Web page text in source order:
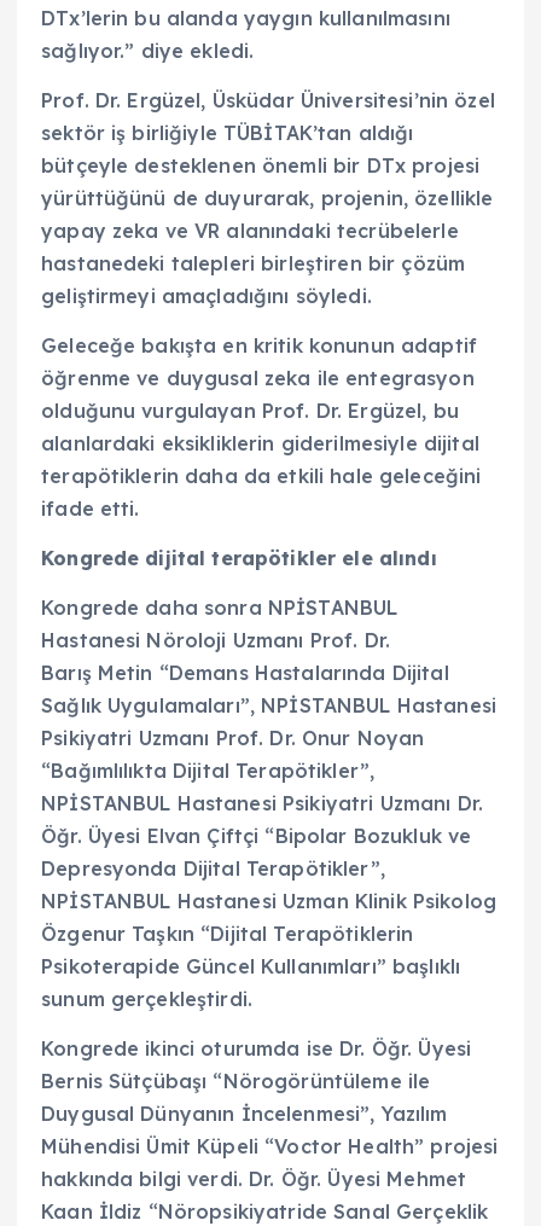
DTx’lerin bu alanda yaygın kullanılmasını
sağlıyor.” diye ekledi.
Prof. Dr. Ergüzel, Üsküdar Üniversitesi’nin özel
sektör iş birliğiyle TÜBİTAK’tan aldığı
bütçeyle desteklenen önemli bir DTx projesi
yürüttüğünü de duyurarak, projenin, özellikle
yapay zeka ve VR alanındaki tecrübelerle
hastanedeki talepleri birleştiren bir çözüm
geliştirmeyi amaçladığını söyledi.
Geleceğe bakışta en kritik konunun adaptif
öğrenme ve duygusal zeka ile entegrasyon
olduğunu vurgulayan Prof. Dr. Ergüzel, bu
alanlardaki eksikliklerin giderilmesiyle dijital
terapötiklerin daha da etkili hale geleceğini
ifade etti.
Kongrede dijital terapötikler ele alındı
Kongrede daha sonra NPİSTANBUL
Hastanesi Nöroloji Uzmanı Prof. Dr.
Barış Metin “Demans Hastalarında Dijital
Sağlık Uygulamaları”, NPİSTANBUL Hastanesi
Psikiyatri Uzmanı Prof. Dr. Onur Noyan
“Bağımlılıkta Dijital Terapötikler”,
NPİSTANBUL Hastanesi Psikiyatri Uzmanı Dr.
Öğr. Üyesi Elvan Çiftçi “Bipolar Bozukluk ve
Depresyonda Dijital Terapötikler”,
NPİSTANBUL Hastanesi Uzman Klinik Psikolog
Özgenur Taşkın “Dijital Terapötiklerin
Psikoterapide Güncel Kullanımları” başlıklı
sunum gerçekleştirdi.
Kongrede ikinci oturumda ise Dr. Öğr. Üyesi
Bernis Sütçübaşı “Nörogörüntüleme ile
Duygusal Dünyanın İncelenmesi”, Yazılım
Mühendisi Ümit Küpeli “Voctor Health” projesi
hakkında bilgi verdi. Dr. Öğr. Üyesi Mehmet
Kaan İldiz “Nöropsikiyatride Sanal Gerçeklik